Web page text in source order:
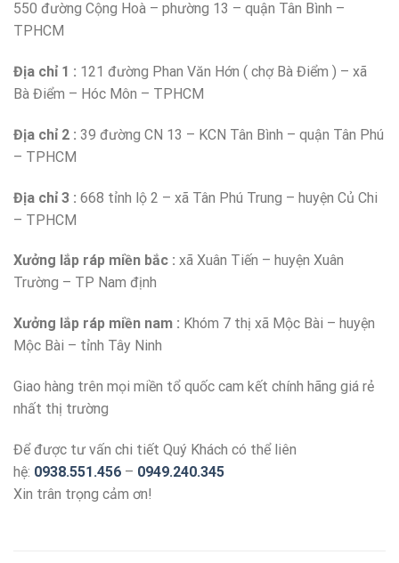
550 đường Cộng Hoà – phường 13 – quận Tân Bình –
TPHCM
Địa chỉ 1 : 121 đường Phan Văn Hớn ( chợ Bà Điểm ) – xã
Bà Điểm – Hóc Môn – TPHCM
Địa chỉ 2 : 39 đường CN 13 – KCN Tân Bình – quận Tân Phú
– TPHCM
Địa chỉ 3 : 668 tỉnh lộ 2 – xã Tân Phú Trung – huyện Củ Chi
– TPHCM
Xưởng lắp ráp miền bắc : xã Xuân Tiến – huyện Xuân
Trường – TP Nam định
Xưởng lắp ráp miền nam : Khóm 7 thị xã Mộc Bài – huyện
Mộc Bài – tỉnh Tây Ninh
Giao hàng trên mọi miền tổ quốc cam kết chính hãng giá rẻ
nhất thị trường
Để được tư vấn chi tiết Quý Khách có thể liên
hệ: 0938.551.456 – 0949.240.345
Xin trân trọng cảm ơn!